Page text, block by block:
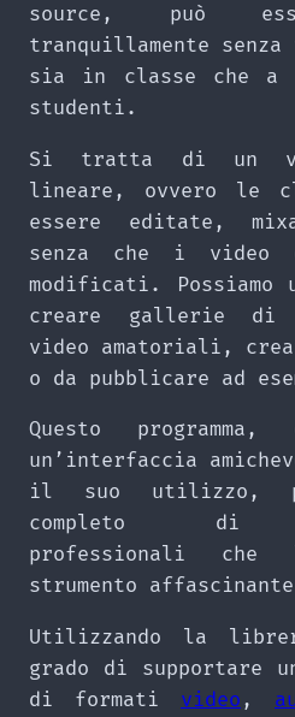
source, può
tranquillamente
sia in classe che a
studenti.
Si tratta di un
lineare, ovvero le
essere editate,
senza che i video
modificati. Possiamo
creare gallerie di
video amatoriali,
o da pubblicare ad
Questo
un’interfaccia
il suo utilizzo,
completo di
professionali che
strumento
Utilizzando la
grado di supportare
di formati video ,